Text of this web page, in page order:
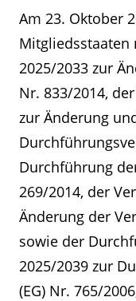
Am 23. Oktober
Mitgliedsstaaten
2025/2033 zur
Nr. 833/2014,
zur Änderung
Durchführung
269/2014, der
Änderung der
sowie der
2025/2039 zur
(EG) Nr. 765/